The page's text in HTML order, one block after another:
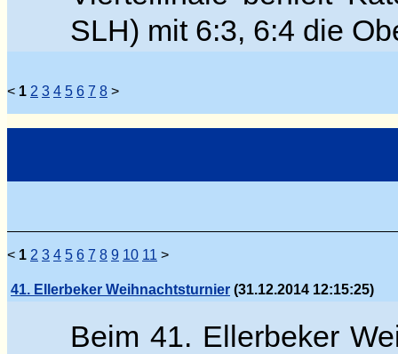
SLH) mit 6:3, 6:4 die
< 1 2 3 4 5 6 7 8 >
< 1 2 3 4 5 6 7 8 9 10 11 >
41. Ellerbeker Weihnachtsturnier (31.12.2014 12:15:25)
Beim 41. Ellerbeker